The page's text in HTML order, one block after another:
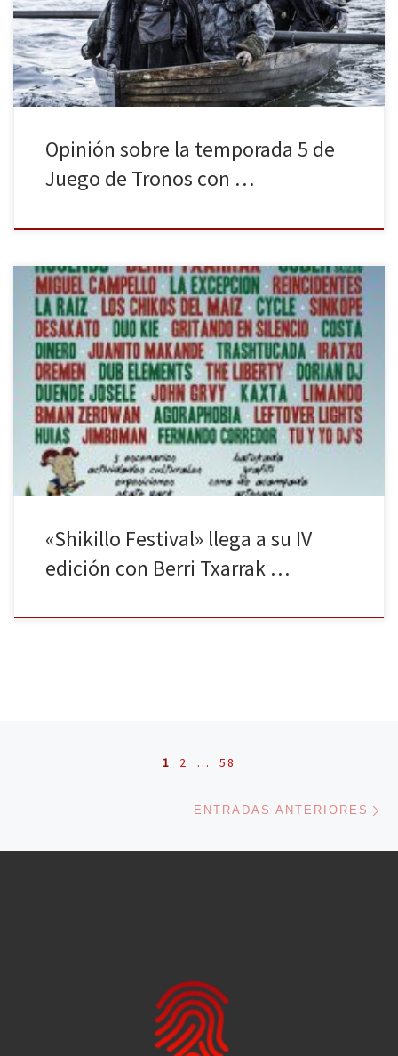
floja, a excepción de los últimos episodios; otros, en cambio, no
[…]
Opinión sobre la temporada 5 de
Juego de Tronos con …
El 6 de agosto dará comienzo el Shikillo Festival en Candeleda
(Ávila) con un cartel de auténtico lujo. Berri Txarrak, Rosendo,
Sóber y más de una treintena de bandas amenizarán este Festival
que ya se ha hecho un hueco en el panorama musical veraniego
español. Un total de 35 bandas […]
«Shikillo Festival» llega a su IV
edición con Berri Txarrak …
Navegación de entradas
1 2 … 58
ENTRADAS ANTERIORES